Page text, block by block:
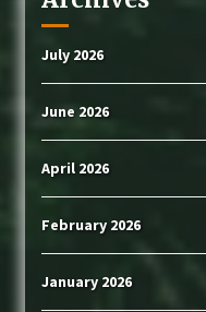
July 2026
June 2026
April 2026
February 2026
January 2026